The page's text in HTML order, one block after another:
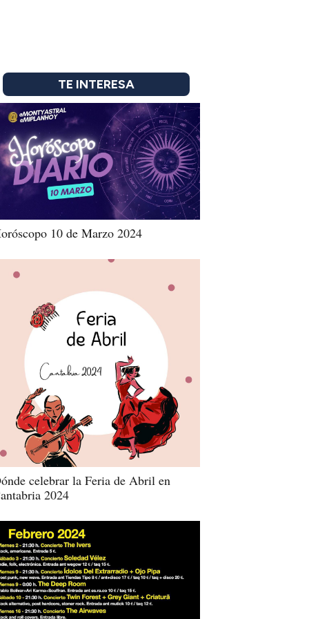
TE INTERESA
10 de Marzo 2024
celebrar la Feria de Abril en
2024